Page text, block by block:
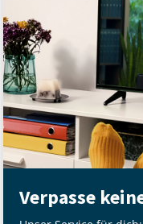
Verpasse